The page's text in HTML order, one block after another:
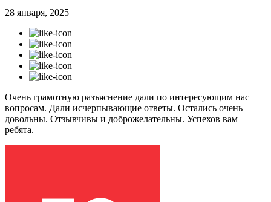
28 января, 2025
Очень грамотную разъяснение дали по интересующим нас
вопросам. Дали исчерпывающие ответы. Остались очень
довольны. Отзывчивы и доброжелательны. Успехов вам
ребята.